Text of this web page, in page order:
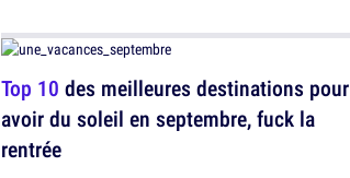
Top 10 des meilleures destinations pour
avoir du soleil en septembre, fuck la
rentrée